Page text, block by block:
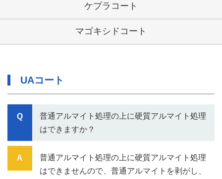
ケプラコート
マゴキシドコート
UAコート
普通アルマイト処理の上に硬質アルマイト処理
はできますか？
普通アルマイト処理の上に硬質アルマイト処理
はできませんので、普通アルマイトを剥がし、